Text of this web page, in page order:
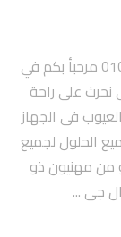
صيانة افران وميكرويفات ويرلبول 01007979202 مرحبأ بكم في
على راحة
فى الجهاز
الحلول لجميع
من مهنيون ذو
جى ...